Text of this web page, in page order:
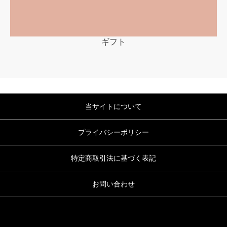
ギフト
当サイトについて
プライバシーポリシー
特定商取引法に基づく表記
お問い合わせ